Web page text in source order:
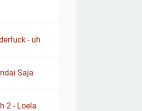
- uh
Saja
2 - Loela